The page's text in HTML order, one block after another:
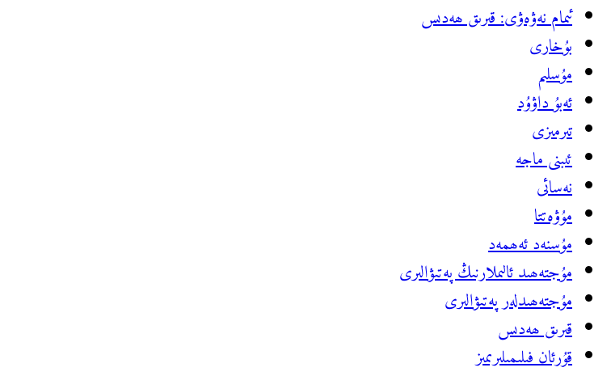
ئىمام نەۋەۋى: قىرىق ھەدىس
بۇخارى
مۇسلىم
ئەبۇ داۋۇد
تىرمىزى
ئىبنى ماجە
نەسائى
مۇۋەتتا
مۇسنەد ئ‍ەھمەد
مۇجتەھىد ئالىملارنىڭ پەتىۋالىرى
مۇجتەھىدلەر پەتىۋالىرى
قىرىق ھەدىس
قۇرئان فىلىمىلىرىمىز